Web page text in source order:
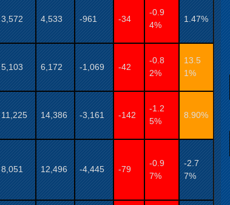
3,572 4,533 -961 -34
-0.9
4%
1.47%
5,103 6,172 -1,069 -42
-0.8
2%
13.5
1%
11,225 14,386 -3,161 -142
-1.2
5%
8.90%
8,051 12,496 -4,445 -79
-0.9
7%
-2.7
7%